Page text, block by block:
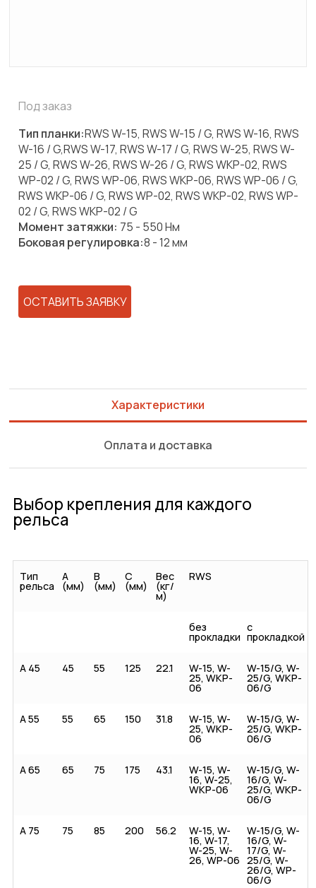
Под заказ
Тип планки:RWS W-15, RWS W-15 / G, RWS W-16, RWS
W-16 / G,RWS W-17, RWS W-17 / G, RWS W-25, RWS W-
25 / G, RWS W-26, RWS W-26 / G, RWS WKP-02, RWS
WP-02 / G, RWS WP-06, RWS WKP-06, RWS WP-06 / G,
RWS WKP-06 / G, RWS WP-02, RWS WKP-02, RWS WP-
02 / G, RWS WKP-02 / G
Момент затяжки: 75 - 550 Нм
Боковая регулировка:8 - 12 мм
ОСТАВИТЬ ЗАЯВКУ
Характеристики
Оплата и доставка
Выбор крепления для каждого
рельса
Тип
рельса
A
(мм)
B
(мм)
C
(мм)
Вес
(кг/
м)
RWS
без
прокладки
с
прокладкой
A 45 45 55 125 22.1 W-15, W-
25, WKP-
06
W-15/G, W-
25/G, WKP-
06/G
A 55 55 65 150 31.8 W-15, W-
25, WKP-
06
W-15/G, W-
25/G, WKP-
06/G
A 65 65 75 175 43.1 W-15, W-
16, W-25,
WKP-06
W-15/G, W-
16/G, W-
25/G, WKP-
06/G
A 75 75 85 200 56.2 W-15, W-
16, W-17,
W-25, W-
26, WP-06
W-15/G, W-
16/G, W-
17/G, W-
25/G, W-
26/G, WP-
06/G